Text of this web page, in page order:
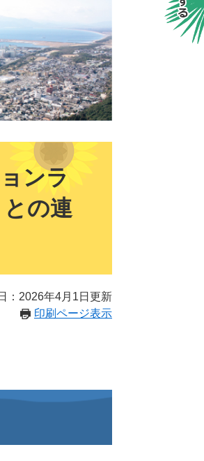
ンラ
の連
：2026年4月1日更新
印刷ページ表示